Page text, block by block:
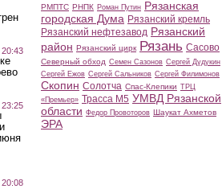
РМПТС РНПК Роман Путин Рязанская
городская Дума Рязанский кремль
Рязанский нефтезавод Рязанский
район Рязанский цирк Рязань Сасово
Северный обход Семен Сазонов Сергей Дудукин
Сергей Ежов Сергей Сальников Сергей Филимонов
Скопин Солотча Спас-Клепики ТРЦ
«Премьер» Трасса М5 УМВД Рязанской
области Федор Провоторов Шаукат Ахметов
ЭРА